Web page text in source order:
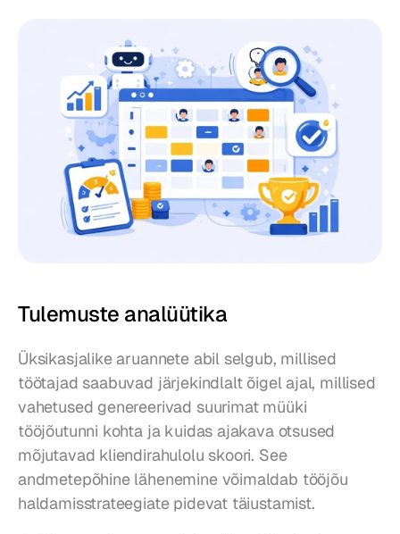
Tulemuste analüütika
Üksikasjalike aruannete abil selgub, millised
töötajad saabuvad järjekindlalt õigel ajal, millised
vahetused genereerivad suurimat müüki
tööjõutunni kohta ja kuidas ajakava otsused
mõjutavad kliendirahulolu skoori. See
andmetepõhine lähenemine võimaldab tööjõu
haldamisstrateegiate pidevat täiustamist.